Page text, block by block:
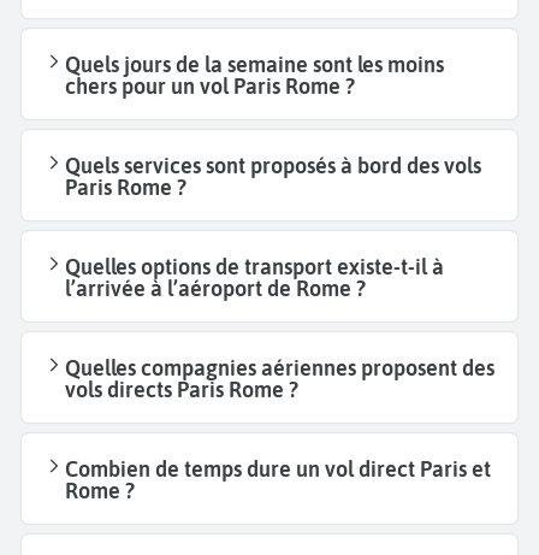
Quels jours de la semaine sont les moins
chers pour un vol Paris Rome ?
Quels services sont proposés à bord des vols
Paris Rome ?
Quelles options de transport existe-t-il à
l’arrivée à l’aéroport de Rome ?
Quelles compagnies aériennes proposent des
vols directs Paris Rome ?
Combien de temps dure un vol direct Paris et
Rome ?